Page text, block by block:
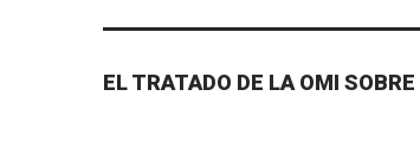
EL TRATADO DE LA OMI